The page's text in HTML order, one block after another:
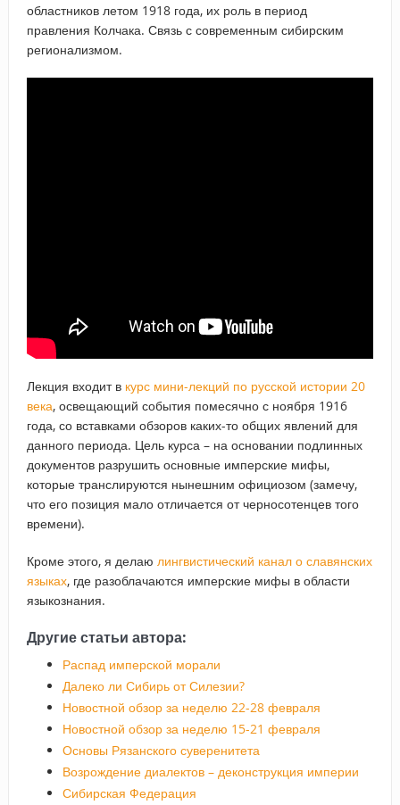
областников летом 1918 года, их роль в период
правления Колчака. Связь с современным сибирским
регионализмом.
Лекция входит в курс мини-лекций по русской истории 20
века, освещающий события помесячно с ноября 1916
года, со вставками обзоров каких-то общих явлений для
данного периода. Цель курса – на основании подлинных
документов разрушить основные имперские мифы,
которые транслируются нынешним официозом (замечу,
что его позиция мало отличается от черносотенцев того
времени).
Кроме этого, я делаю лингвистический канал о славянских
языках, где разоблачаются имперские мифы в области
языкознания.
Другие статьи автора:
Распад имперской морали
Далеко ли Сибирь от Силезии?
Новостной обзор за неделю 22-28 февраля
Новостной обзор за неделю 15-21 февраля
Основы Рязанского суверенитета
Возрождение диалектов – деконструкция империи
Сибирская Федерация